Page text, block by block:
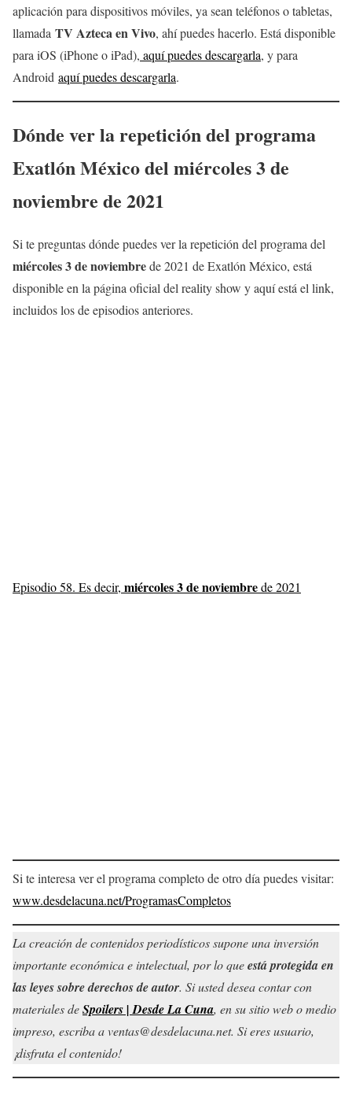
aplicación para dispositivos móviles, ya sean teléfonos o tabletas,
llamada TV Azteca en Vivo, ahí puedes hacerlo. Está disponible
para iOS (iPhone o iPad), aquí puedes descargarla, y para
Android aquí puedes descargarla.
Dónde ver la repetición del programa
Exatlón México del miércoles 3 de
noviembre de 2021
Si te preguntas dónde puedes ver la repetición del programa del
miércoles 3 de noviembrede 2021 de Exatlón México, está
disponible en la página oficial del reality show y aquí está el link,
incluidos los de episodios anteriores.
Episodio 58. Es decir, miércoles 3 de noviembrede 2021
Si te interesa ver el programa completo de otro día puedes visitar:
www.desdelacuna.net/ProgramasCompletos
La creación de contenidos periodísticos supone una inversión
importante económica e intelectual, por lo queestá protegida en
las leyes sobre derechos de autor. Si usted desea contar con
materiales deSpoilers | Desde La Cuna, en su sitio web o medio
impreso, escriba a ventas@desdelacuna.net. Si eres usuario,
¡disfruta el contenido!